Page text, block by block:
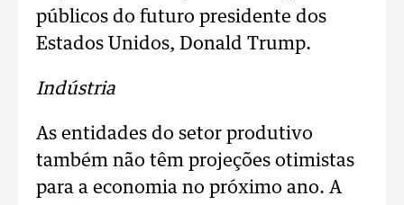
públicos do futuro presidente dos
Estados Unidos, Donald Trump.
Indústria
As entidades do setor produtivo
também não têm projeções otimistas
para a economia no próximo ano. A